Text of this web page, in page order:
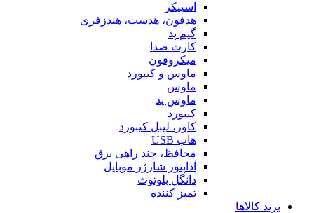
اسپیکر
هدفون، هدست، هندزفری
گیم پد
کارت صدا
میکروفون
ماوس و کیبورد
ماوس
ماوس پد
کیبورد
کاور، لیبل کیبورد
هاب USB
محافظ، چند راهی برق
آداپتور شارژر موبایل
دانگل بلوتوث
تمیز کننده
برند کالاها